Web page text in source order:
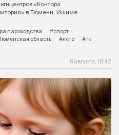
«Контора
в Тюмени, Ишиме
пароходства
#спорт
область #лето #тк
8 августа, 18:42